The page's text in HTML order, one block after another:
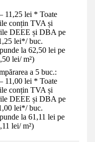
11,25 lei * Toate
conțin TVA și
DEEE și DBA pe
lei*/ buc.
la 62,50 lei pe
lei/ m²)
a 5 buc.:
11,00 lei * Toate
conțin TVA și
DEEE și DBA pe
lei*/ buc.
la 61,11 lei pe
lei/ m²)